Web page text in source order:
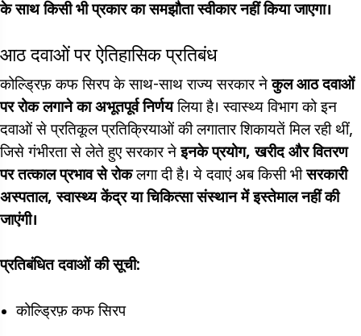
के साथ किसी भी प्रकार का समझौता स्वीकार नहीं किया जाएगा।
आठ दवाओं पर ऐतिहासिक प्रतिबंध
कोल्ड्रिफ़ कफ सिरप के साथ-साथ राज्य सरकार नेकुल आठ दवाओं
पर रोक लगाने का अभूतपूर्व निर्णयलिया है। स्वास्थ्य विभाग को इन
दवाओं से प्रतिकूल प्रतिक्रियाओं की लगातार शिकायतें मिल रही थीं,
जिसे गंभीरता से लेते हुए सरकार नेइनके प्रयोग, खरीद और वितरण
पर तत्काल प्रभाव से रोकलगा दी है। ये दवाएं अब किसी भीसरकारी
अस्पताल, स्वास्थ्य केंद्र या चिकित्सा संस्थान में इस्तेमाल नहीं की
जाएंगी।
प्रतिबंधित दवाओं की सूची:
कोल्ड्रिफ़ कफ सिरप